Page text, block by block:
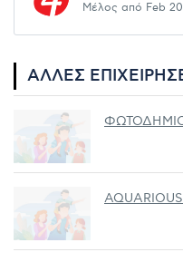
Μέλος από Feb
ΆΛΛΕΣ